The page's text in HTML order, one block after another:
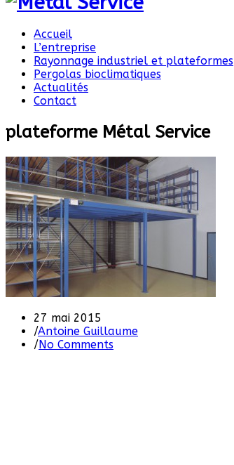
Accueil
L’entreprise
Rayonnage industriel et plateformes
Pergolas bioclimatiques
Actualités
Contact
plateforme Métal Service
27 mai 2015
/Antoine Guillaume
/No Comments